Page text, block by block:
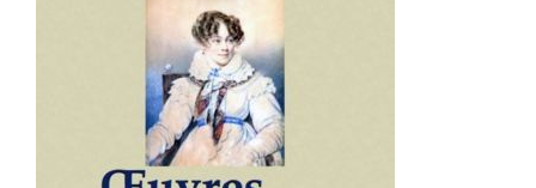
AJOUTER AU PANIER / DÉTAILS